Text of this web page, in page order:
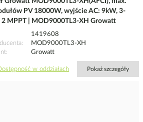
PV 18000W, wyjście AC: 9kW, 3-
2 MPPT | MOD9000TL3-XH Growatt
1419608
MOD9000TL3-XH
Growatt
w oddziałach Pokaż szczegóły